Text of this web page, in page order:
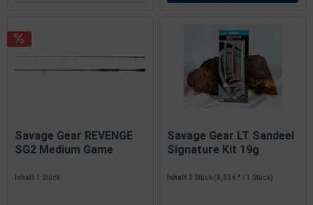
Savage Gear REVENGE
SG2 Medium Game
Inhalt1 Stück
Savage Gear LT Sandeel
Signature Kit 19g
Inhalt3 Stück (8,83 € * / 1 Stück)